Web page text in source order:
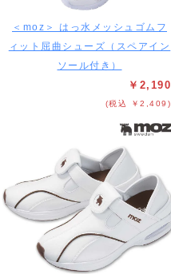
＜moz＞ はっ水メッシュゴムフ
ィット屈曲シューズ（スペアイン
ソール付き）
￥2,190
(税込 ￥2,409)